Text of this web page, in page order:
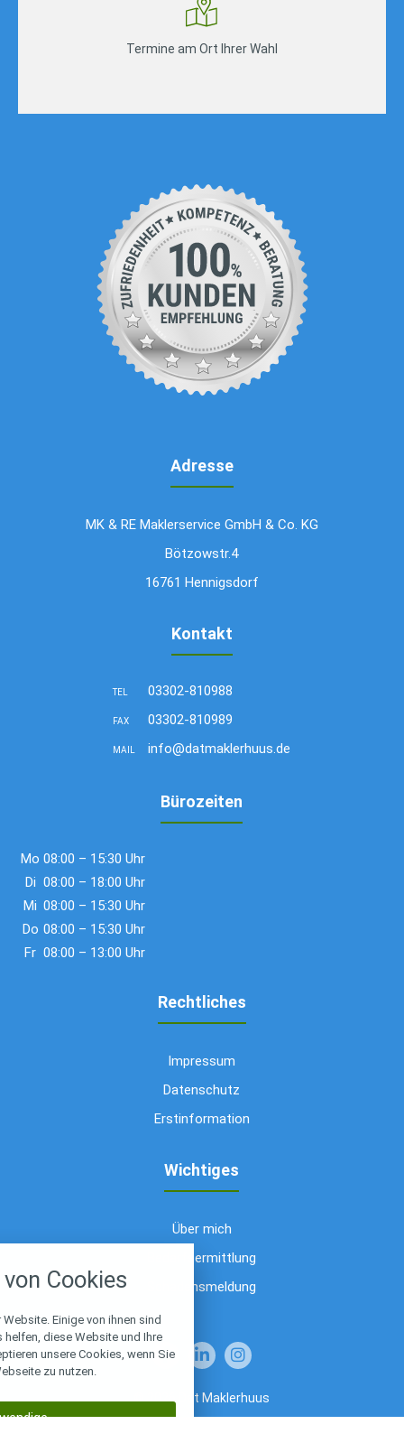
Termine am Ort Ihrer Wahl
Adresse
MK & RE Maklerservice GmbH & Co. KG
Bötzowstr.4
16761 Hennigsdorf
Kontakt
TEL 03302-810988
FAX 03302-810989
MAIL info@datmaklerhuus.de
Bürozeiten
Mo 08:00 – 15:30 Uhr
Di 08:00 – 18:00 Uhr
Mi 08:00 – 15:30 Uhr
Do 08:00 – 15:30 Uhr
Fr 08:00 – 13:00 Uhr
Rechtliches
Impressum
Datenschutz
Erstinformation
Wichtiges
Über mich
Bedarfsermittlung
Schadensmeldung
© 2026 Dat Maklerhuus
Cookies
Einige von ihnen sind
diese Website und Ihre
unsere Cookies, wenn Sie
zu nutzen.
alle verwendeten Cookies und
zu blockieren.
Notwendig
Performance